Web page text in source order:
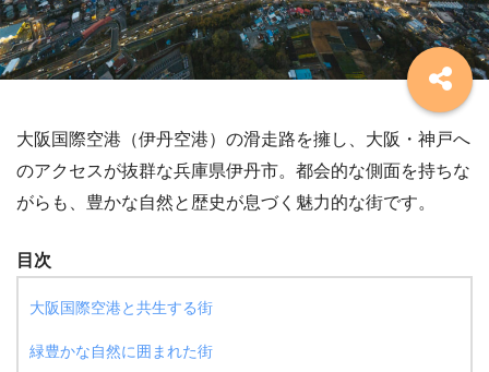
大阪国際空港（伊丹空港）の滑走路を擁し、大阪・神戸へ
のアクセスが抜群な兵庫県伊丹市。都会的な側面を持ちな
がらも、豊かな自然と歴史が息づく魅力的な街です。
目次
大阪国際空港と共生する街
緑豊かな自然に囲まれた街